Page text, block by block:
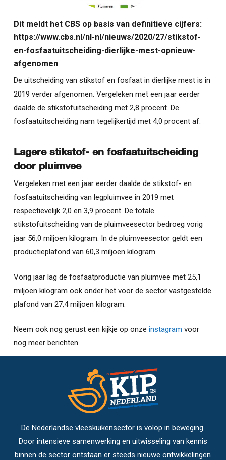
Dit meldt het CBS op basis van definitieve cijfers:
https://www.cbs.nl/nl-nl/nieuws/2020/27/stikstof-
en-fosfaatuitscheiding-dierlijke-mest-opnieuw-
afgenomen
De uitscheiding van stikstof en fosfaat in dierlijke mest is in
2019 verder afgenomen. Vergeleken met een jaar eerder
daalde de stikstofuitscheiding met 2,8 procent. De
fosfaatuitscheiding nam tegelijkertijd met 4,0 procent af.
Lagere stikstof- en fosfaatuitscheiding
door pluimvee
Vergeleken met een jaar eerder daalde de stikstof- en
fosfaatuitscheiding van legpluimvee in 2019 met
respectievelijk 2,0 en 3,9 procent. De totale
stikstofuitscheiding van de pluimveesector bedroeg vorig
jaar 56,0 miljoen kilogram. In de pluimveesector geldt een
productieplafond van 60,3 miljoen kilogram.
Vorig jaar lag de fosfaatproductie van pluimvee met 25,1
miljoen kilogram ook onder het voor de sector vastgestelde
plafond van 27,4 miljoen kilogram.
Neem ook nog gerust een kijkje op onze instagram voor
nog meer berichten.
De Nederlandse vleeskuikensector is volop in beweging.
Door intensieve samenwerking en uitwisseling van kennis
binnen de sector ontstaan er steeds nieuwe ontwikkelingen